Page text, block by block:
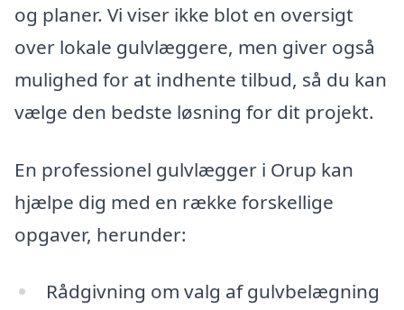
og planer. Vi viser ikke blot en oversigt
over lokale gulvlæggere, men giver også
mulighed for at indhente tilbud, så du kan
vælge den bedste løsning for dit projekt.
En professionel gulvlægger i Orup kan
hjælpe dig med en række forskellige
opgaver, herunder:
Rådgivning om valg af gulvbelægning